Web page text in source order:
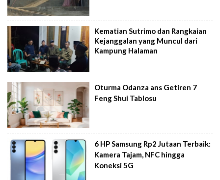
Kematian Sutrimo dan Rangkaian
Kejanggalan yang Muncul dari
Kampung Halaman
Oturma Odanza ans Getiren 7
Feng Shui Tablosu
6 HP Samsung Rp2 Jutaan Terbaik:
Kamera Tajam, NFC hingga
Koneksi 5G